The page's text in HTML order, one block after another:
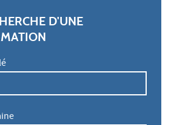
D'UNE